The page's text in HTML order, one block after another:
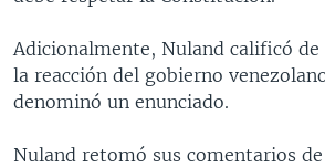
Adicionalmente, Nuland calificó de
la reacción del gobierno
denominó un enunciado.
Nuland retomó sus comentarios